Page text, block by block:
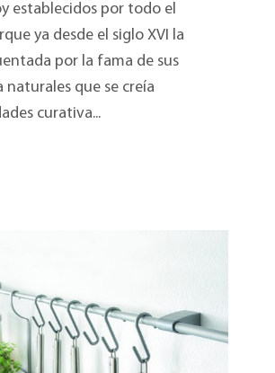
establecidos por todo el
ya desde el siglo XVI la
por la fama de sus
naturales que se creía
curativa...